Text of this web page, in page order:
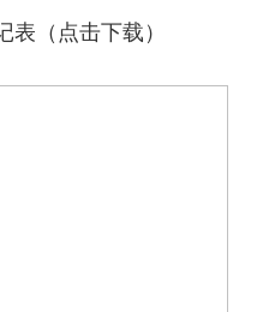
表（点击下载）